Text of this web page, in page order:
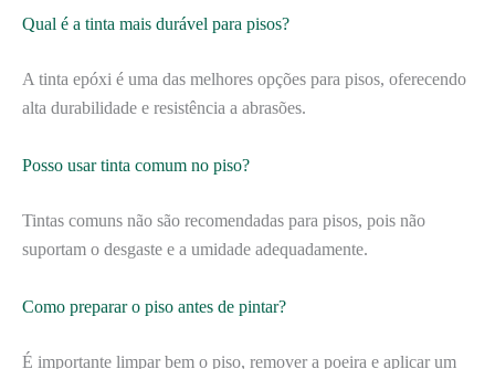
Qual é a tinta mais durável para pisos?
A tinta epóxi é uma das melhores opções para pisos, oferecendo
alta durabilidade e resistência a abrasões.
Posso usar tinta comum no piso?
Tintas comuns não são recomendadas para pisos, pois não
suportam o desgaste e a umidade adequadamente.
Como preparar o piso antes de pintar?
É importante limpar bem o piso, remover a poeira e aplicar um